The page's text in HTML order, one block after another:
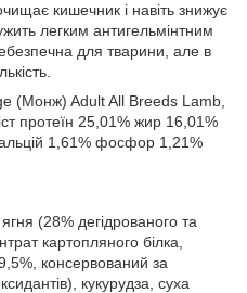
кишечник і навіть знижує
легким антигельмінтним
для тварини, але в
(Монж) Adult All Breeds Lamb,
протеїн 25,01% жир 16,01%
1,61% фосфор 1,21%
(28% дегідрованого та
картопляного білка,
консервований за
кукурудза, суха